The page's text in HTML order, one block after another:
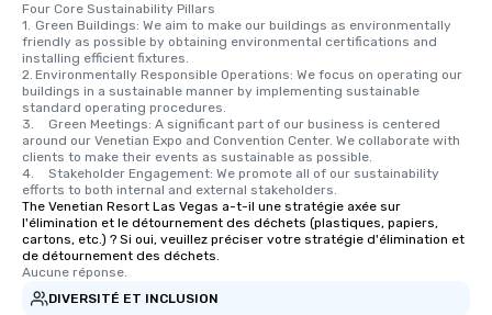
Four Core Sustainability Pillars
1.	Green Buildings: We aim to make our buildings as environmentally
friendly as possible by obtaining environmental certifications and
installing efficient fixtures.
2.	Environmentally Responsible Operations: We focus on operating our
buildings in a sustainable manner by implementing sustainable
standard operating procedures.
3.	Green Meetings: A significant part of our business is centered
around our Venetian Expo and Convention Center. We collaborate with
clients to make their events as sustainable as possible.
4.	Stakeholder Engagement: We promote all of our sustainability
efforts to both internal and external stakeholders.
The Venetian Resort Las Vegas a-t-il une stratégie axée sur
l'élimination et le détournement des déchets (plastiques, papiers,
cartons, etc.) ? Si oui, veuillez préciser votre stratégie d'élimination et
de détournement des déchets.
Aucune réponse.
DIVERSITÉ ET INCLUSION